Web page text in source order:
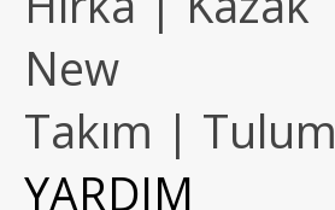
New
Takım | Tulum
YARDIM